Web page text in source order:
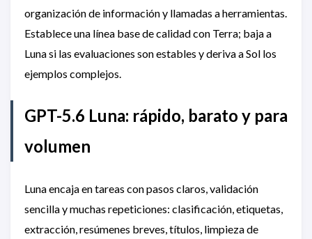
organización de información y llamadas a herramientas.
Establece una línea base de calidad con Terra; baja a
Luna si las evaluaciones son estables y deriva a Sol los
ejemplos complejos.
GPT-5.6 Luna: rápido, barato y para
volumen
Luna encaja en tareas con pasos claros, validación
sencilla y muchas repeticiones: clasificación, etiquetas,
extracción, resúmenes breves, títulos, limpieza de